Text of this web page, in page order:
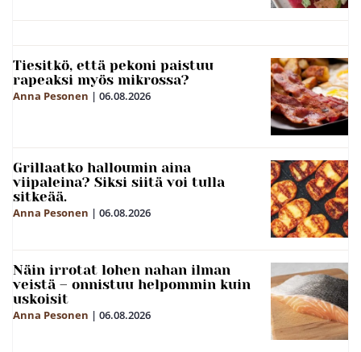
Tiesitkö, että pekoni paistuu
rapeaksi myös mikrossa?
Anna Pesonen | 06.08.2026
Grillaatko halloumin aina
viipaleina? Siksi siitä voi tulla
sitkeää.
Anna Pesonen | 06.08.2026
Näin irrotat lohen nahan ilman
veistä – onnistuu helpommin kuin
uskoisit
Anna Pesonen | 06.08.2026